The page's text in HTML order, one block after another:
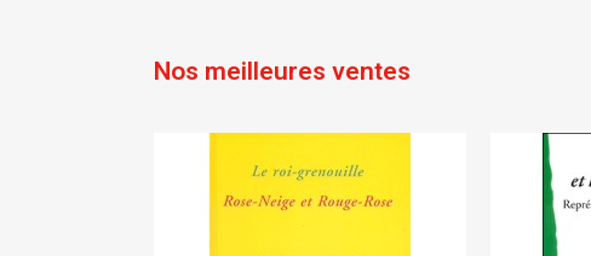
Nos meilleures ventes